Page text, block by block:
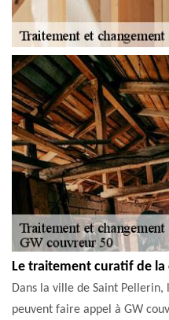
Le traitement curatif de
Dans la ville de Saint
peuvent faire appel à GW